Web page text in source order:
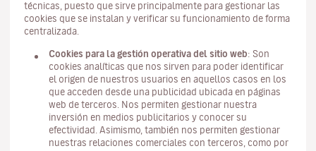
técnicas, puesto que sirve principalmente para gestionar las
cookies que se instalan y verificar su funcionamiento de forma
centralizada.
Cookies para la gestión operativa del sitio web: Son
cookies analíticas que nos sirven para poder identificar
el origen de nuestros usuarios en aquellos casos en los
que acceden desde una publicidad ubicada en páginas
web de terceros. Nos permiten gestionar nuestra
inversión en medios publicitarios y conocer su
efectividad. Asimismo, también nos permiten gestionar
nuestras relaciones comerciales con terceros, como por